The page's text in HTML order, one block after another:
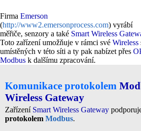
Firma Emerson
(http://www2.emersonprocess.com) vyrábí
měřiče, senzory a také Smart Wireless
Toto zařízení umožňuje v rámci své Wireless
umístěných v této síti a ty pak nabízet přes
Modbus k dalšímu zpracování.
Komunikace protokolem
Wireless Gateway
Zařízení Smart Wireless Gateway
protokolem Modbus.